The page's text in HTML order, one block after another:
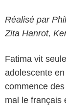
Réalisé par
Zita Hanrot,
Fatima vit
adolescente
commence
mal le français